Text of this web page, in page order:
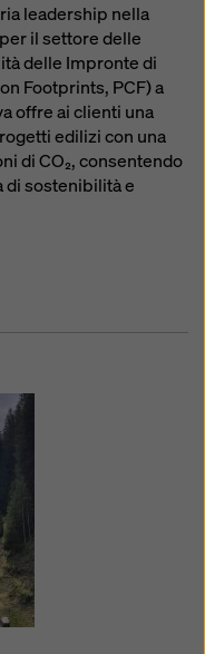
leadership nella
il settore delle
delle Impronte di
Footprints, PCF) a
offre ai clienti una
edilizi con una
di CO₂, consentendo
di sostenibilità e